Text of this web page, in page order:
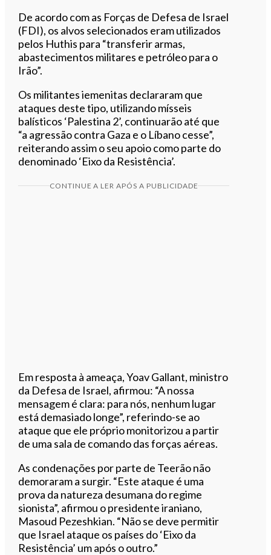
De acordo com as Forças de Defesa de Israel
(FDI), os alvos selecionados eram utilizados
pelos Huthis para “transferir armas,
abastecimentos militares e petróleo para o
Irão”.
Os militantes iemenitas declararam que
ataques deste tipo, utilizando mísseis
balísticos ‘Palestina 2’, continuarão até que
“a agressão contra Gaza e o Líbano cesse”,
reiterando assim o seu apoio como parte do
denominado ‘Eixo da Resistência’.
CONTINUE A LER APÓS A PUBLICIDADE
Em resposta à ameaça, Yoav Gallant, ministro
da Defesa de Israel, afirmou: “A nossa
mensagem é clara: para nós, nenhum lugar
está demasiado longe”, referindo-se ao
ataque que ele próprio monitorizou a partir
de uma sala de comando das forças aéreas.
As condenações por parte de Teerão não
demoraram a surgir. “Este ataque é uma
prova da natureza desumana do regime
sionista”, afirmou o presidente iraniano,
Masoud Pezeshkian. “Não se deve permitir
que Israel ataque os países do ‘Eixo da
Resistência’ um após o outro.”